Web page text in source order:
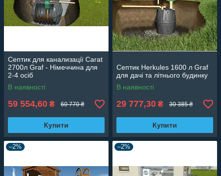
Септик для канализації Carat
2700л Graf - Німеччина для
2-4 осіб
В наявності
59 554,60 ₴ 60 770 ₴
Купити
Септик Herkules 1600 л Graf
для дачі та літнього будинку
В наявності
29 777,30 ₴ 30 385 ₴
Купити
–2% –2%